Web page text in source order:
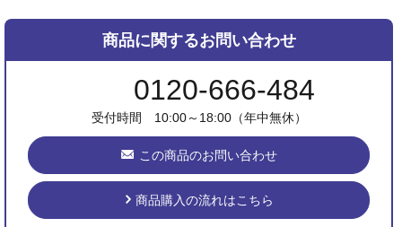
商品に関するお問い合わせ
0120-666-484
受付時間 10:00～18:00（年中無休）
この商品のお問い合わせ
商品購入の流れはこちら